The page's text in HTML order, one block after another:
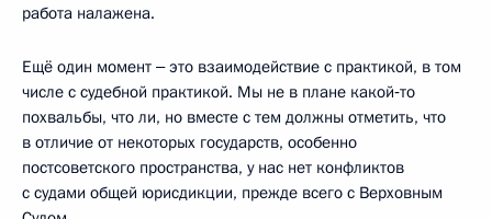
работа налажена.
Ещё один момент ‒ это взаимодействие с практикой, в том
числе с судебной практикой. Мы не в плане какой‑то
похвальбы, что ли, но вместе с тем должны отметить, что
в отличие от некоторых государств, особенно
постсоветского пространства, у нас нет конфликтов
с судами общей юрисдикции, прежде всего с Верховным